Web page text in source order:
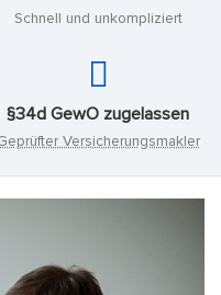
Schnell und unkompliziert
§34d GewO zugelassen
Versicherungsmakler